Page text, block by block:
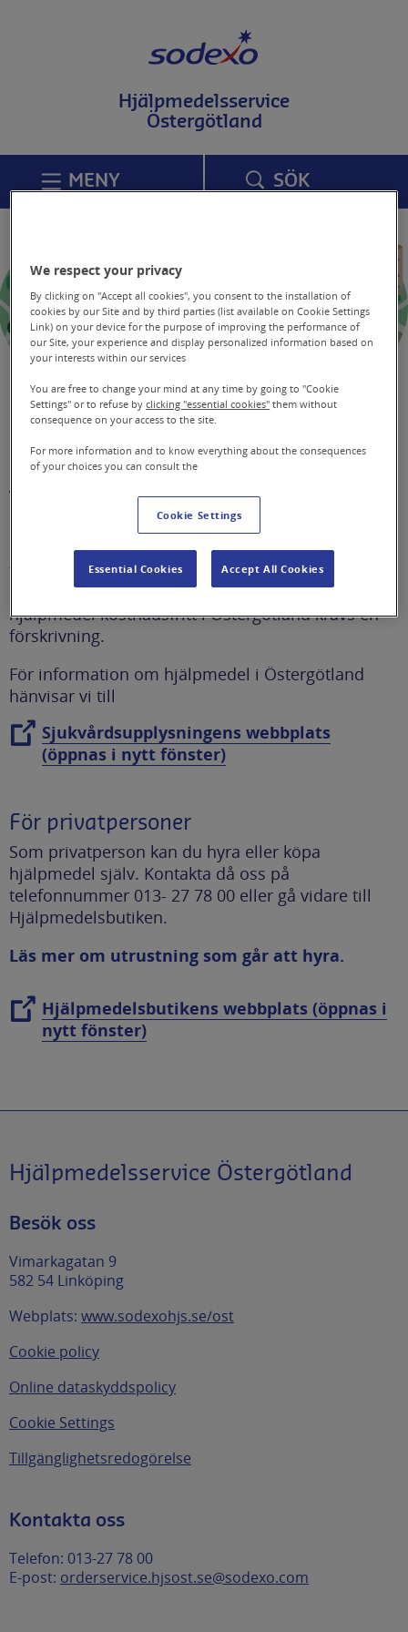
l
s
d
a
n
Hjälpmedelsservice
Östergötland
MENY SÖK
Hjälpmedel
Information om hjälpmedel.
Sodexo Hjälpmedelsservice Östergötland
tillhandahåller hjälpmedel för rörelsehinder,
kognition och kommunikation. För att få låna
hjälpmedel kostnadsfritt i Östergötland krävs en
förskrivning.
För information om hjälpmedel i Östergötland
hänvisar vi till
Sjukvårdsupplysningens webbplats
(öppnas i nytt fönster)
För privatpersoner
Som privatperson kan du hyra eller köpa
hjälpmedel själv. Kontakta då oss på
telefonnummer 013- 27 78 00 eller gå vidare till
Hjälpmedelsbutiken.
Läs mer om utrustning som går att hyra.
Hjälpmedelsbutikens webbplats (öppnas i
nytt fönster)
Hjälpmedelsservice Östergötland
Besök oss
Vimarkagatan 9
582 54 Linköping
Webplats: www.sodexohjs.se/ost
Cookie policy
Online dataskyddspolicy
Cookie Settings
Tillgänglighetsredogörelse
Kontakta oss
Telefon: 013-27 78 00
E-post: orderservice.hjsost.se@sodexo.com
We respect your privacy
By clicking on "Accept all cookies", you consent to the installation of
cookies by our Site and by third parties (list available on Cookie Settings
Link) on your device for the purpose of improving the performance of
our Site, your experience and display personalized information based on
your interests within our services
You are free to change your mind at any time by going to "Cookie
Settings" or to refuse byclicking "essential cookies" them without
consequence on your access to the site.
For more information and to know everything about the consequences
of your choices you can consult the
Cookie Settings
Essential Cookies Accept All Cookies